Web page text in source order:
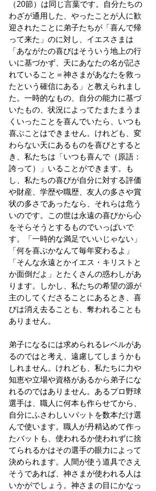
（20節）は同じ言葉です。自分たちの
わざが通用した、やったことが人に歓
迎されたことに弟子たちが「喜んで帰
って来た」のに対し、イエスさまは
「あながたの喜びはそういう地上の行
いに基づかず、天にあなたの名が記さ
れていること＝神さまがあなたを救っ
たという確信にある」と教えられまし
た。一時的なもの、自分の能力に基づ
いたもの、状況によってたまたまうま
くいったことを喜んでいたら、いつも
喜ぶことはできません。けれども、変
わらない天にあるものを喜びとすると
き、私たちは「いつも喜んで（原語：
誇って）」いることができます。も
し、私たちの喜びが自分に対する評価
や財産、学歴や職歴、友人の多さや賞
状の多さであったなら、それらは危う
いのです。この世は永遠の喜びから心
をそらそうとするものでいっぱいで
す。「一時的な満足でいいじゃない」
「何を喜ぶかなんて毎年変わるよ」
「そんな永遠とかイエス・キリストと
か面倒だよ」とたくさんの惑わしがあ
ります。しかし、私たちの希望の源が
主のしてくださることにあるとき、喜
びは消え去ることも、奪われることも
ありません。
弟子になるには求められるレベルがあ
るのではと考え、遠慮してしまうかも
しれません。けれども、私たちに力や
知恵や立場や資格があるから弟子にな
れるのではありません。あるプロ野球
選手は、職人に何本も作らせてから、
自分にふさわしいバットを数本だけ選
んで使います。職人が丹精込めて作っ
たバットも、使われるか使われずに捨
てられるかはその選手の眼力によって
決められます。人間が使う道具でさえ
そうであれば、神さまが使われる人は
いかがでしょう。神さまの目にかなっ